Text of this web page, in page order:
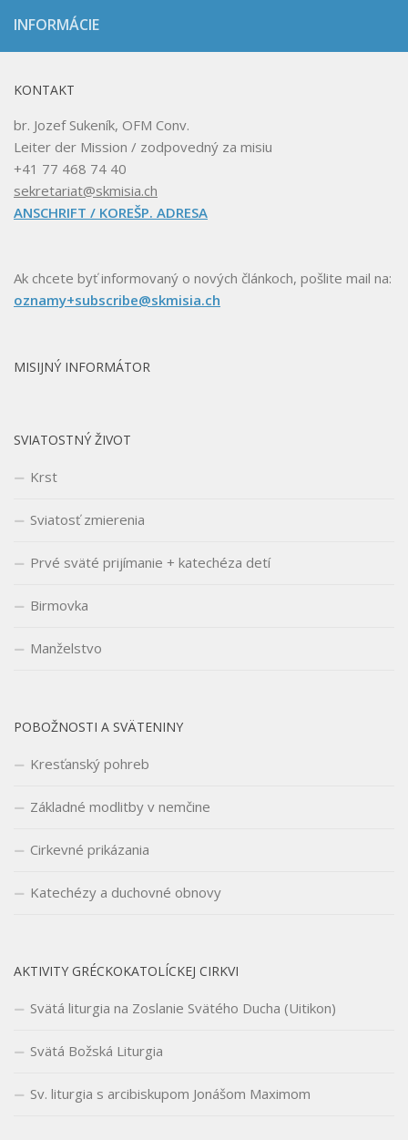
INFORMÁCIE
KONTAKT
br. Jozef Sukeník, OFM Conv.
Leiter der Mission / zodpovedný za misiu
+41 77 468 74 40
sekretariat@skmisia.ch
ANSCHRIFT / KOREŠP. ADRESA
Ak chcete byť informovaný o nových článkoch, pošlite mail na:
oznamy+subscribe@skmisia.ch
MISIJNÝ INFORMÁTOR
SVIATOSTNÝ ŽIVOT
Krst
Sviatosť zmierenia
Prvé sväté prijímanie + katechéza detí
Birmovka
Manželstvo
POBOŽNOSTI A SVÄTENINY
Kresťanský pohreb
Základné modlitby v nemčine
Cirkevné prikázania
Katechézy a duchovné obnovy
AKTIVITY GRÉCKOKATOLÍCKEJ CIRKVI
Svätá liturgia na Zoslanie Svätého Ducha (Uitikon)
Svätá Božská Liturgia
Sv. liturgia s arcibiskupom Jonášom Maximom